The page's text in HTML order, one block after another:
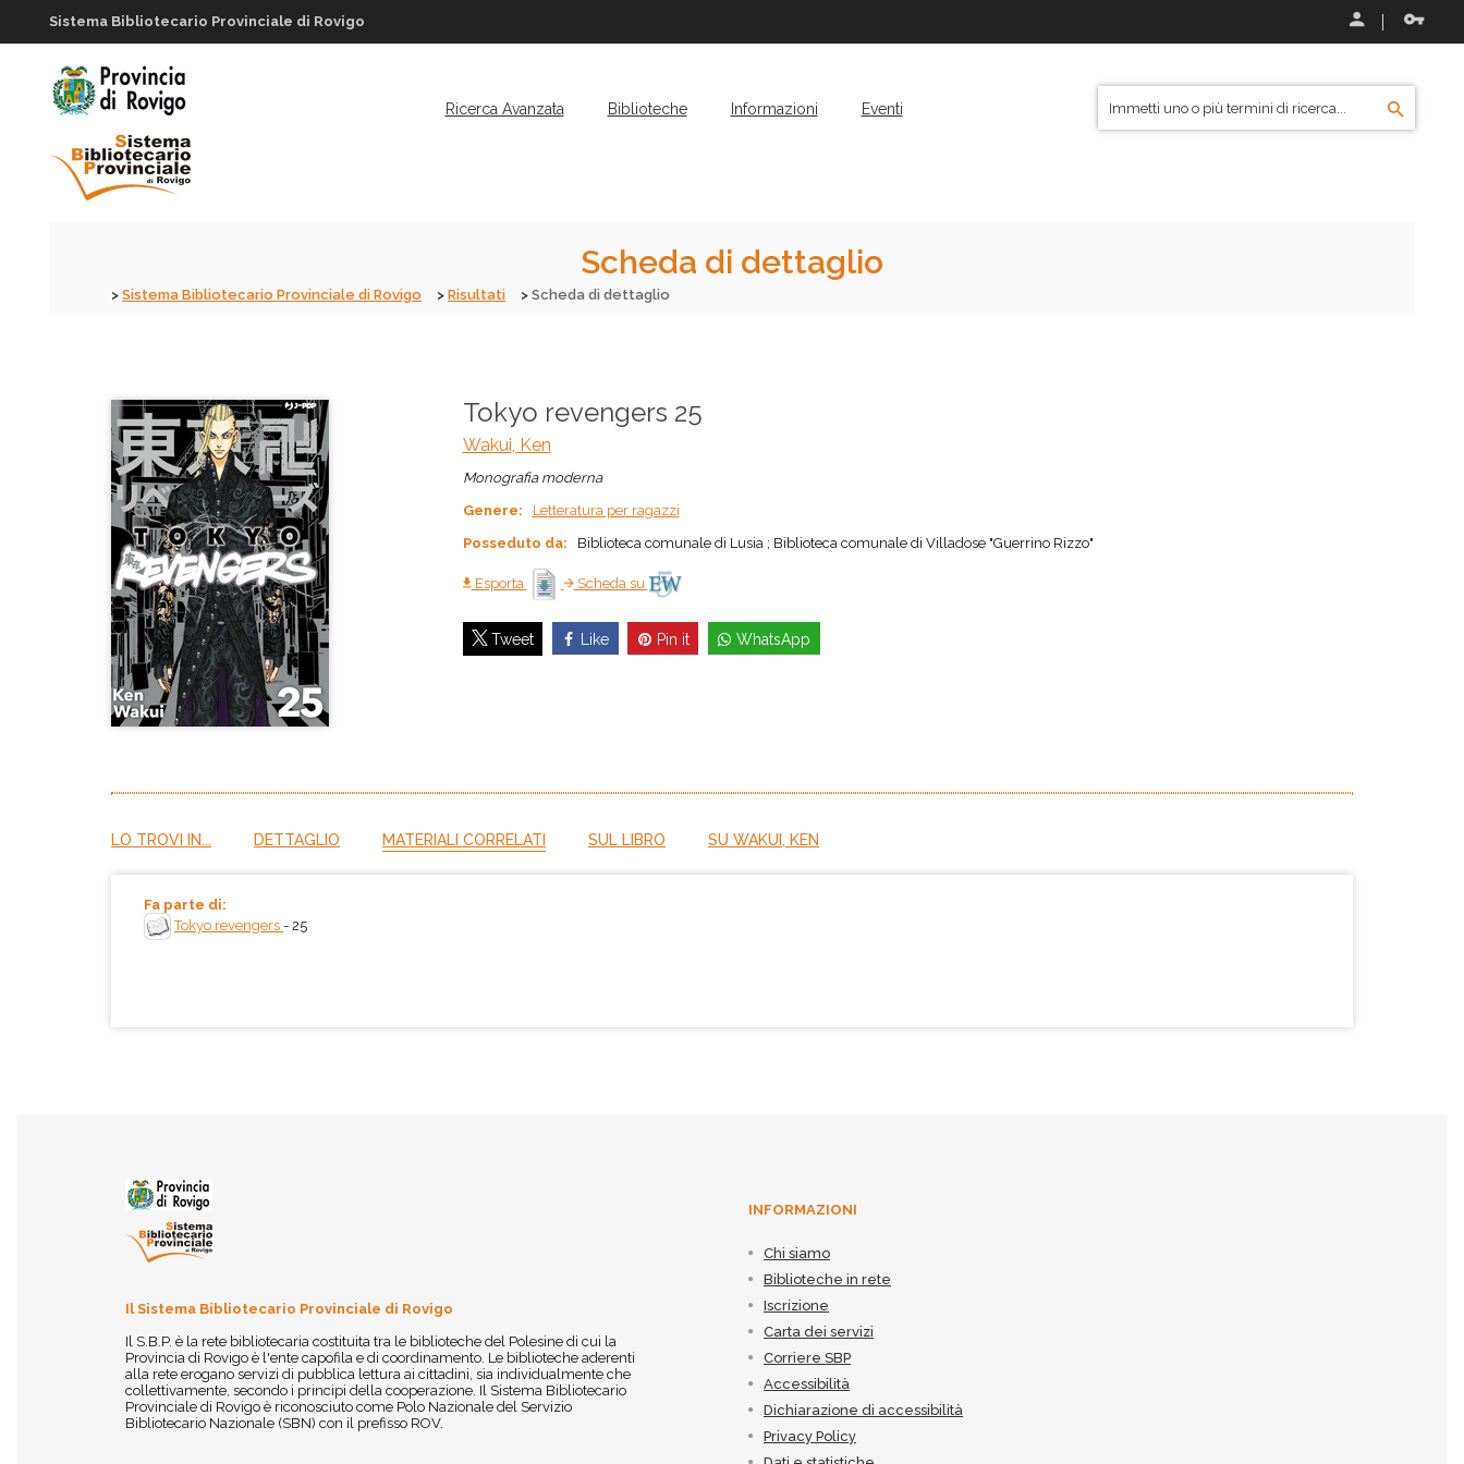
Sistema Bibliotecario Provinciale di Rovigo
Ricerca Avanzata Biblioteche Informazioni Eventi
Scheda di dettaglio
Sistema Bibliotecario Provinciale di Rovigo Risultati Scheda di dettaglio
Tokyo revengers 25
Wakui, Ken
Monografia moderna
Genere:
Letteratura per ragazzi
Posseduto da:
Biblioteca comunale di Lusia ; Biblioteca comunale di Villadose "Guerrino Rizzo"
Esporta Scheda su
Tweet Like Pin it WhatsApp
LO TROVI IN... DETTAGLIO MATERIALI CORRELATI SUL LIBRO SU WAKUI, KEN
Fa parte di:
Tokyo revengers - 25
Il Sistema Bibliotecario Provinciale di Rovigo
Il S.B.P. è la rete bibliotecaria costituita tra le biblioteche del Polesine di cui la
Provincia di Rovigo è l'ente capofila e di coordinamento. Le biblioteche aderenti
alla rete erogano servizi di pubblica lettura ai cittadini, sia individualmente che
collettivamente, secondo i principi della cooperazione. Il Sistema Bibliotecario
Provinciale di Rovigo è riconosciuto come Polo Nazionale del Servizio
Bibliotecario Nazionale (SBN) con il prefisso ROV.
INFORMAZIONI
Chi siamo
Biblioteche in rete
Iscrizione
Carta dei servizi
Corriere SBP
Accessibilità
Dichiarazione di accessibilità
Privacy Policy